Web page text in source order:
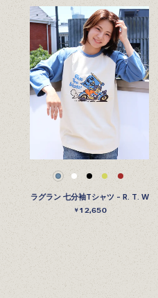
ラグラン 七分袖Tシャツ - R. T. W
￥12,650